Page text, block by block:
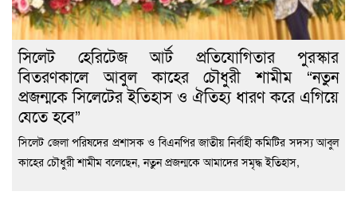
সিলেট হেরিটেজ আর্ট প্রতিযোগিতার পুরস্কার
বিতরণকালে আবুল কাহের চৌধুরী শামীম “নতুন
প্রজন্মকে সিলেটের ইতিহাস ও ঐতিহ্য ধারণ করে এগিয়ে
যেতে হবে”
সিলেট জেলা পরিষদের প্রশাসক ও বিএনপির জাতীয় নির্বাহী কমিটির সদস্য আবুল
কাহের চৌধুরী শামীম বলেছেন, নতুন প্রজন্মকে আমাদের সমৃদ্ধ ইতিহাস,